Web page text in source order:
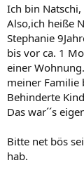
Ich bin Natschi,
Also,ich heiße
Stephanie
bis vor ca. 1
einer
meiner Familie
Behinderte
Das war´´s
Bitte net bös
hab.